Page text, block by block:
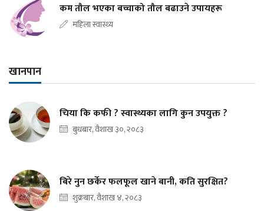
कम तौल भएका बच्चाको तौल बढाउने उपायहरू
महिला स्वास्थ्य
खानपान
चिया कि कफी ? स्वास्थ्यका लागि कुन उपयुक्त ?
बुधबार, वैशाख ३०, २०८३
बिरे नुन छर्केर फलफूल खाने बानी, कति सुरक्षित?
शुक्रबार, वैशाख ४, २०८३